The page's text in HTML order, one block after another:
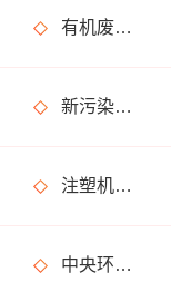
有机废气治理工艺效率高吗？
新污染物是什么？治理难在哪？如何治？
注塑机废气处理用什么设备?净化效果怎么样?
中央环保督察亮出“利剑”，省级督察难道就不受关注了？